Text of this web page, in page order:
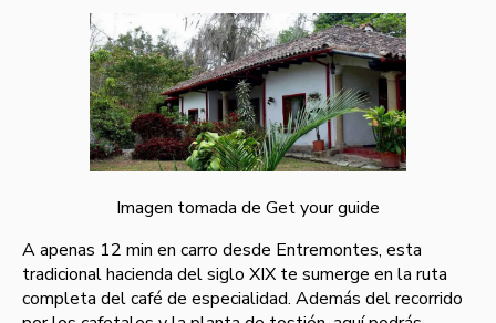
Imagen tomada de Get your guide
A apenas 12 min en carro desde Entremontes, esta
tradicional hacienda del siglo XIX te sumerge en la ruta
completa del café de especialidad. Además del recorrido